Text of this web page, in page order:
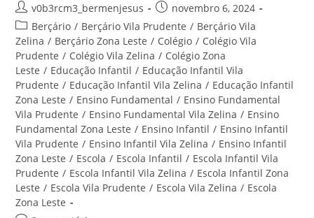
Autor
do
post:
v0b3rcm3_bermenjesus
Post
publicado:
novembro 6, 2024
Categoria
do
post:
Berçário / Berçário Vila Prudente / Berçário Vila
Zelina / Berçário Zona Leste / Colégio / Colégio Vila
Prudente / Colégio Vila Zelina / Colégio Zona
Leste / Educação Infantil / Educação Infantil Vila
Prudente / Educação Infantil Vila Zelina / Educação Infantil
Zona Leste / Ensino Fundamental / Ensino Fundamental
Vila Prudente / Ensino Fundamental Vila Zelina / Ensino
Fundamental Zona Leste / Ensino Infantil / Ensino Infantil
Vila Prudente / Ensino Infantil Vila Zelina / Ensino Infantil
Zona Leste / Escola / Escola Infantil / Escola Infantil Vila
Prudente / Escola Infantil Vila Zelina / Escola Infantil Zona
Leste / Escola Vila Prudente / Escola Vila Zelina / Escola
Zona Leste